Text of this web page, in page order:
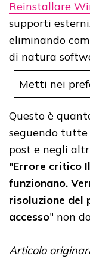
Reinstallare
supporti
eliminando
di natura
Metti nei
Questo è
seguendo
post e negli
"Errore critico
funzionano.
risoluzione del
accesso" non
Articolo